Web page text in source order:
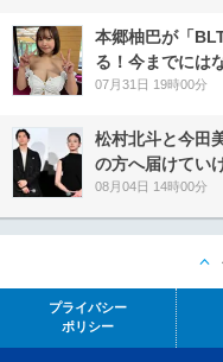
本郷柚巴が「
る！今までには
07月31日 19時00分
松村北斗と今田
の方へ届けてい
08月04日 14時00分
プライバシー
ポリシー